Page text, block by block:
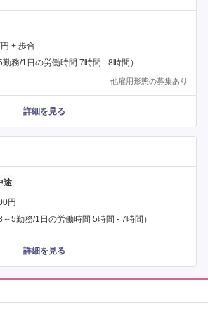
+ 歩合
務/1日の労働時間 7時間 - 8時間）
他雇用形態の募集あり
詳細を見る
円
5勤務/1日の労働時間 5時間 - 7時間）
詳細を見る